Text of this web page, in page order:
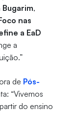
Bugarim,
nas
a EaD
a
de Pós-
“Vivemos
do ensino